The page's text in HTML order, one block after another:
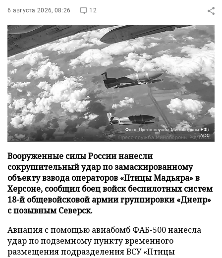
6 августа 2026, 08:26 12
Фото: Пресс-служба Минобороны РФ/
ТАСС
Вооруженные силы России нанесли
сокрушительный удар по замаскированному
объекту взвода операторов «Птицы Мадьяра» в
Херсоне, сообщил боец войск беспилотных систем
18-й общевойсковой армии группировки «Днепр»
с позывным Северск.
Авиация с помощью авиабомб ФАБ-500 нанесла
удар по подземному пункту временного
размещения подразделения ВСУ «Птицы